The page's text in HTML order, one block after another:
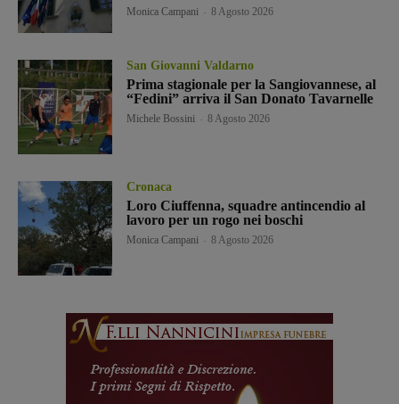
Monica Campani 8 Agosto 2026
San Giovanni Valdarno
Prima stagionale per la Sangiovannese, al
“Fedini” arriva il San Donato Tavarnelle
Michele Bossini 8 Agosto 2026
Cronaca
Loro Ciuffenna, squadre antincendio al
lavoro per un rogo nei boschi
Monica Campani 8 Agosto 2026